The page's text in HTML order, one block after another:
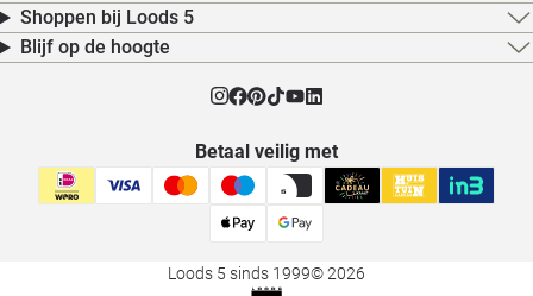
Shoppen bij Loods 5
Blijf op de hoogte
Betaal veilig met
Loods 5 sinds 1999© 2026